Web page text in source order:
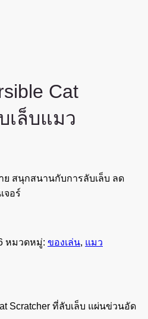
Cat
เล็บแมว
สนุกสนานกับการลับเล็บ ลด
จอร์
หมวดหมู่: ของเล่น, แมว
Scratcher ที่ลับเล็บ แผ่นข่วนอัด